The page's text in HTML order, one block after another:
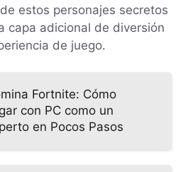
estos personajes secretos
capa adicional de diversión
de juego.
Fortnite: Cómo
con PC como un
en Pocos Pasos